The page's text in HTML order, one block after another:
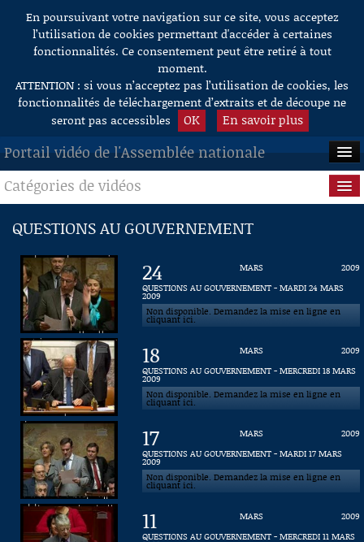
Aller au contenu
En poursuivant votre navigation sur ce site, vous acceptez
l’utilisation de cookies permettant d'accéder à certaines
fonctionnalités. Ce consentement peut être retiré à tout
moment.
ATTENTION : si vous n’acceptez pas l’utilisation de cookies, les
fonctionnalités de téléchargement d’extraits et de découpe ne
seront pas accessibles
OK En savoir plus
Portail vidéo de l'Assemblée nationale
ACCUEIL
EN DIRECT
À LA DEMANDE
RECHERCHE
AIDE À LA DÉCOUPE
DE VIDÉOS
Catégories de vidéos
Séance publique
Questions au Gouvernement
Commissions
Présidence
Évènements
Connaissance, Histoire
QUESTIONS AU GOUVERNEMENT
24 MARS
2009
QUESTIONS AU GOUVERNEMENT - MARDI 24 MARS
2009
Non disponible. Demandez la mise en ligne en
cliquant ici.
18 MARS
2009
QUESTIONS AU GOUVERNEMENT - MERCREDI 18 MARS
2009
Non disponible. Demandez la mise en ligne en
cliquant ici.
17 MARS
2009
QUESTIONS AU GOUVERNEMENT - MARDI 17 MARS
2009
Non disponible. Demandez la mise en ligne en
cliquant ici.
11 MARS
2009
QUESTIONS AU GOUVERNEMENT - MERCREDI 11 MARS